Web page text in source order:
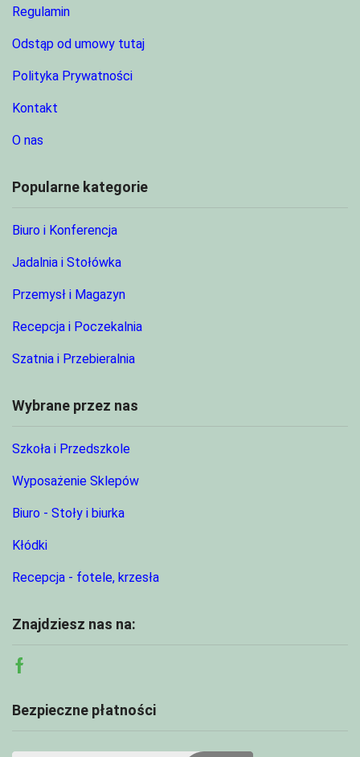
Regulamin
Odstąp od umowy tutaj
Polityka Prywatności
Kontakt
O nas
Popularne kategorie
Biuro i Konferencja
Jadalnia i Stołówka
Przemysł i Magazyn
Recepcja i Poczekalnia
Szatnia i Przebieralnia
Wybrane przez nas
Szkoła i Przedszkole
Wyposażenie Sklepów
Biuro - Stoły i biurka
Kłódki
Recepcja - fotele, krzesła
Znajdziesz nas na:
Facebook
Bezpieczne płatności